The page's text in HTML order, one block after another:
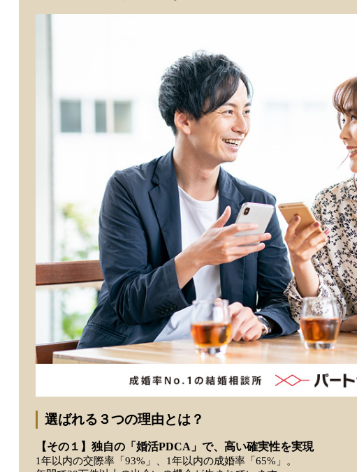
選ばれる３つの理由とは？
【その１】独自の「婚活PDCA」で、高い確実性を実現
1年以内の交際率「93%」、1年以内の成婚率「65%」。